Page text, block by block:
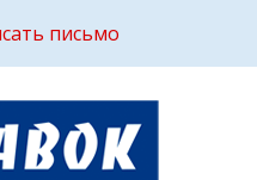
письмо